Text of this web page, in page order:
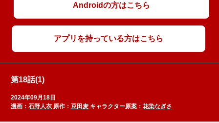
Androidの方はこちら
アプリを持っている方はこちら
第18話(1)
2024年09月18日
漫画：石野人衣 原作：豆田麦 キャラクター原案：花染なぎさ